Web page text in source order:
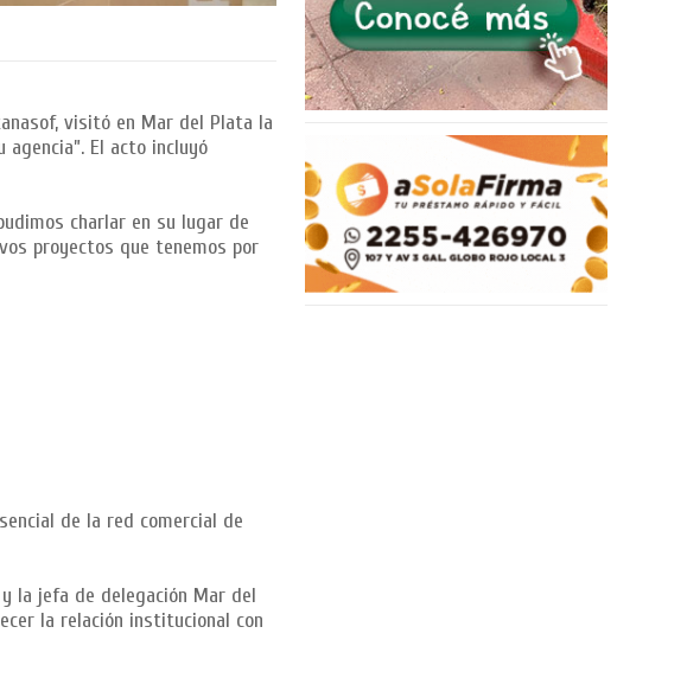
visitó en Mar del Plata la
El acto incluyó
charlar en su lugar de
proyectos que tenemos por
de la red comercial de
la jefa de delegación Mar del
la relación institucional con